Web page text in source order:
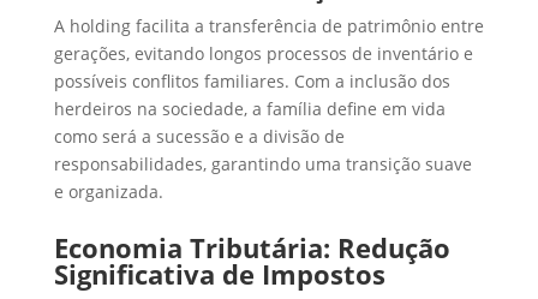
A holding facilita a transferência de patrimônio entre
gerações, evitando longos processos de inventário e
possíveis conflitos familiares. Com a inclusão dos
herdeiros na sociedade, a família define em vida
como será a sucessão e a divisão de
responsabilidades, garantindo uma transição suave
e organizada.
Economia Tributária: Redução
Significativa de Impostos